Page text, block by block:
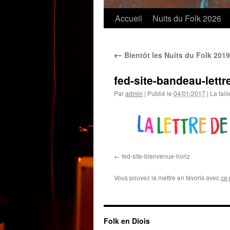
Accueil Nuits du Folk 2026
← Bientôt les Nuits du Folk 2019
fed-site-bandeau-
Paradmin | Publié le 04/01/2017 | La
fed-site-bienvenue-horiz
Vous pouvez la mettre en favoris avecce
Folk en Diois